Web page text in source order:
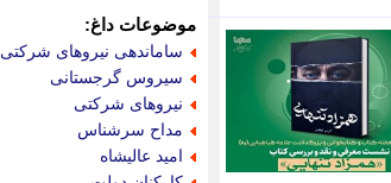
موضوعات داغ:
ساماندهی نیروهای شرکتی
سیروس گرجستانی
نیروهای شرکتی
مداح سرشناس
امید عالیشاه